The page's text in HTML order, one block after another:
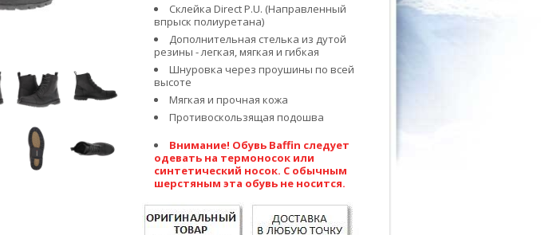
Склейка Direct P.U. (Направленный
впрыск полиуретана)
Дополнительная стелька из дутой
резины - легкая, мягкая и гибкая
Шнуровка через проушины по всей
высоте
Мягкая и прочная кожа
Противоскользящая подошва
Внимание! Обувь Baffin следует
одевать на термоносок или
синтетический носок. С обычным
шерстяным эта обувь не носится.